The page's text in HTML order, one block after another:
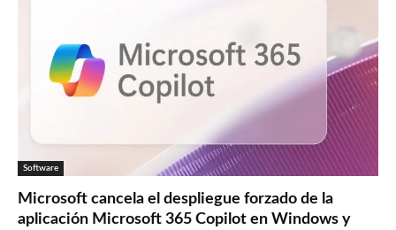
Software
Microsoft cancela el despliegue forzado de la
aplicación Microsoft 365 Copilot en Windows y